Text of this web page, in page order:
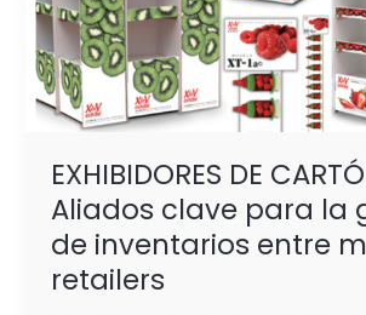
EXHIBIDORES DE
Aliados clave para la
de inventarios entre
retailers
clave
para
la
gestión
inventarios
entre
marcas
y
retailers